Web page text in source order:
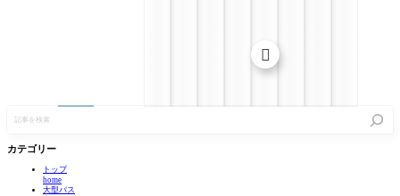
検
カテゴリー
トップ
home
大型バス
